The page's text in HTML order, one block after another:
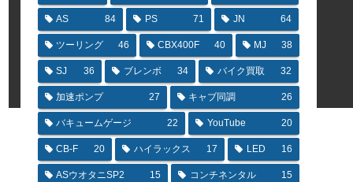
AS 84 PS 71 JN 64
ツーリング 46 CBX400F 40 MJ 38
SJ 36 ブレンボ 34 バイク買取 32
加速ポンプ 27 キャブ同調 26
バキュームゲージ 22 YouTube 20
CB-F 20 ハイラックス 17 LED 16
ASウオタニSP2 15 コンチネンタル 15